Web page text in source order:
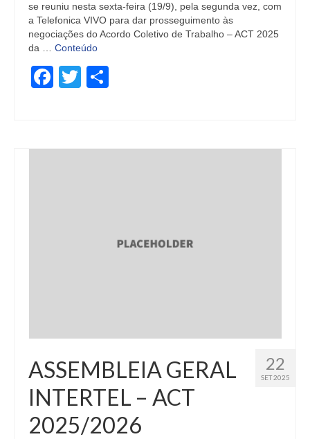
se reuniu nesta sexta-feira (19/9), pela segunda vez, com
a Telefonica VIVO para dar prosseguimento às
negociações do Acordo Coletivo de Trabalho – ACT 2025
da … Conteúdo
Facebook
Twitter
22
SET 2025
ASSEMBLEIA GERAL
INTERTEL – ACT
2025/2026